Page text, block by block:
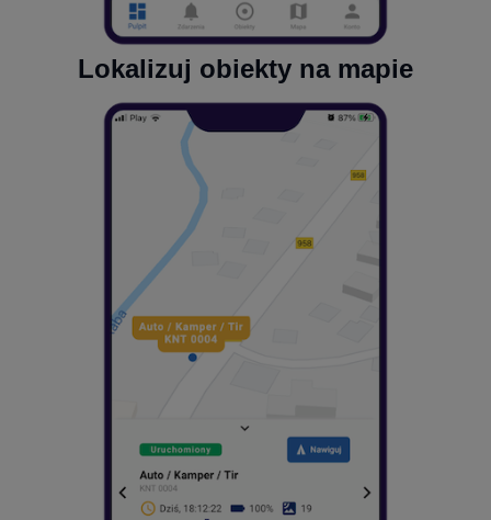
Lokalizuj obiekty na mapie